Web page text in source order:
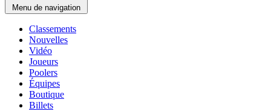
Menu de navigation
Classements
Nouvelles
Vidéo
Joueurs
Poolers
Équipes
Boutique
Billets